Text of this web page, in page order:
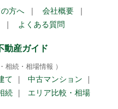
方へ ｜ 会社概要
｜
｜ よくある質問
動産ガイド
相続・相場情報 ）
て ｜ 中古マンション
｜
続 ｜ エリア比較・相場